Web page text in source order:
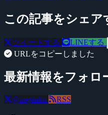
この記事をシェア
ツイートする LINEする
URLをコピーしました
最新情報をフォロ
@negitaku RSS